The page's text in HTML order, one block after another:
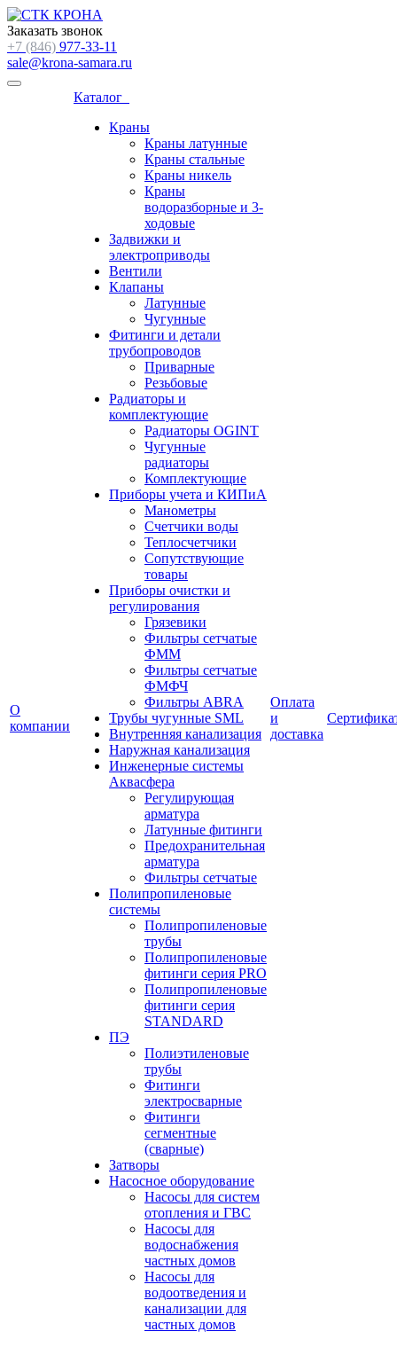
Заказать звонок
+7 (846) 977-33-11
sale@krona-samara.ru
О
компании
Каталог
Краны
Краны латунные
Краны стальные
Краны никель
Краны
водоразборные и 3-
ходовые
Задвижки и
электроприводы
Вентили
Клапаны
Латунные
Чугунные
Фитинги и детали
трубопроводов
Приварные
Резьбовые
Радиаторы и
комплектующие
Радиаторы OGINT
Чугунные
радиаторы
Комплектующие
Приборы учета и КИПиА
Манометры
Счетчики воды
Теплосчетчики
Сопутствующие
товары
Приборы очистки и
регулирования
Грязевики
Фильтры сетчатые
ФММ
Фильтры сетчатые
ФМФЧ
Фильтры ABRA
Трубы чугунные SML
Внутренняя канализация
Наружная канализация
Инженерные системы
Аквасфера
Регулирующая
арматура
Латунные фитинги
Предохранительная
арматура
Фильтры сетчатые
Полипропиленовые
системы
Полипропиленовые
трубы
Полипропиленовые
фитинги серия PRO
Полипропиленовые
фитинги серия
STANDARD
ПЭ
Полиэтиленовые
трубы
Фитинги
электросварные
Фитинги
сегментные
(сварные)
Затворы
Насосное оборудование
Насосы для систем
отопления и ГВС
Насосы для
водоснабжения
частных домов
Насосы для
водоотведения и
канализации для
частных домов
Оплата
и
доставка